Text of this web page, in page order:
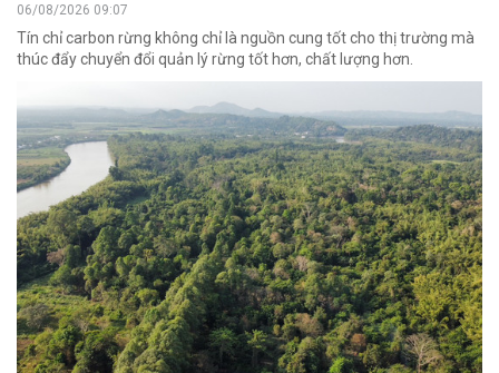
06/08/2026 09:07
Tín chỉ carbon rừng không chỉ là nguồn cung tốt cho thị trường mà
thúc đẩy chuyển đổi quản lý rừng tốt hơn, chất lượng hơn.